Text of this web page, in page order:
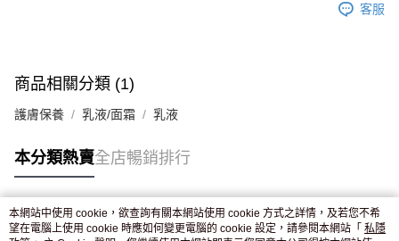
付款後門市自取，訂單確認後2-4個工作天到店，7天內取。逾期後
客服
商品相關分類 (1)
護膚保養 乳液/面霜 乳液
本分類熱賣全店暢銷排行
熱門標籤
本網站中使用 cookie，欲查詢有關本網站使用 cookie 方式之詳情，及若您不希
望在電腦上使用 cookie 時應如何變更電腦的 cookie 設定，請參閱本網站「 私隱